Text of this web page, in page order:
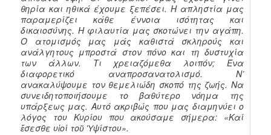
θηρία και ηθικά έχουμε ξεπέσει. Η απληστία μας
παραμερίζει κάθε έννοια ισότητας και
δικαιοσύνης. Η φιλαυτία μας σκοτώνει την αγάπη.
Ο ατομισμός μας μάς καθιστά σκληρούς και
ανάλγητους μπροστά στον πόνο και τη δυστυχία
των άλλων.
Τι χρειαζόμεθα λοιπόν; Ένα
διαφορετικό αναπροσανατολισμό. Ν’
ανακαλύψουμε τον θεμελιώδη σκοπό της ζωής. Να
συνειδητοποιήσουμε το βαθύτερο νόημα της
υπάρξεως μας. Αυτό ακριβώς που μας διαμηνύει ο
λόγος του Κυρίου που ακούσαμε σήμερα: «Καί
ἔσεσθε υἱοί τοῦ Ὑψίστου».